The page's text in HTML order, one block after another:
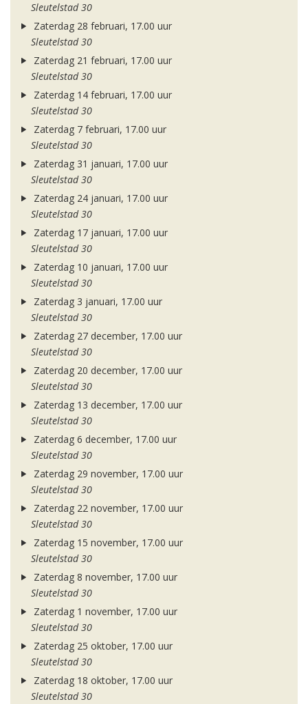
Sleutelstad 30
Zaterdag 28 februari, 17.00 uur
Sleutelstad 30
Zaterdag 21 februari, 17.00 uur
Sleutelstad 30
Zaterdag 14 februari, 17.00 uur
Sleutelstad 30
Zaterdag 7 februari, 17.00 uur
Sleutelstad 30
Zaterdag 31 januari, 17.00 uur
Sleutelstad 30
Zaterdag 24 januari, 17.00 uur
Sleutelstad 30
Zaterdag 17 januari, 17.00 uur
Sleutelstad 30
Zaterdag 10 januari, 17.00 uur
Sleutelstad 30
Zaterdag 3 januari, 17.00 uur
Sleutelstad 30
Zaterdag 27 december, 17.00 uur
Sleutelstad 30
Zaterdag 20 december, 17.00 uur
Sleutelstad 30
Zaterdag 13 december, 17.00 uur
Sleutelstad 30
Zaterdag 6 december, 17.00 uur
Sleutelstad 30
Zaterdag 29 november, 17.00 uur
Sleutelstad 30
Zaterdag 22 november, 17.00 uur
Sleutelstad 30
Zaterdag 15 november, 17.00 uur
Sleutelstad 30
Zaterdag 8 november, 17.00 uur
Sleutelstad 30
Zaterdag 1 november, 17.00 uur
Sleutelstad 30
Zaterdag 25 oktober, 17.00 uur
Sleutelstad 30
Zaterdag 18 oktober, 17.00 uur
Sleutelstad 30